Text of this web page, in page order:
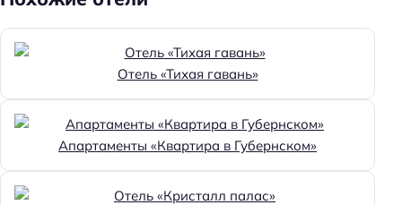
Отель «Тихая гавань»
Апартаменты «Квартира в Губернском»